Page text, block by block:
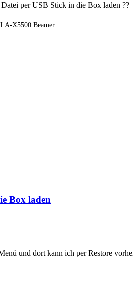
per USB Stick in die Box laden ??
X5500 Beamer
Box laden
und dort kann ich per Restore